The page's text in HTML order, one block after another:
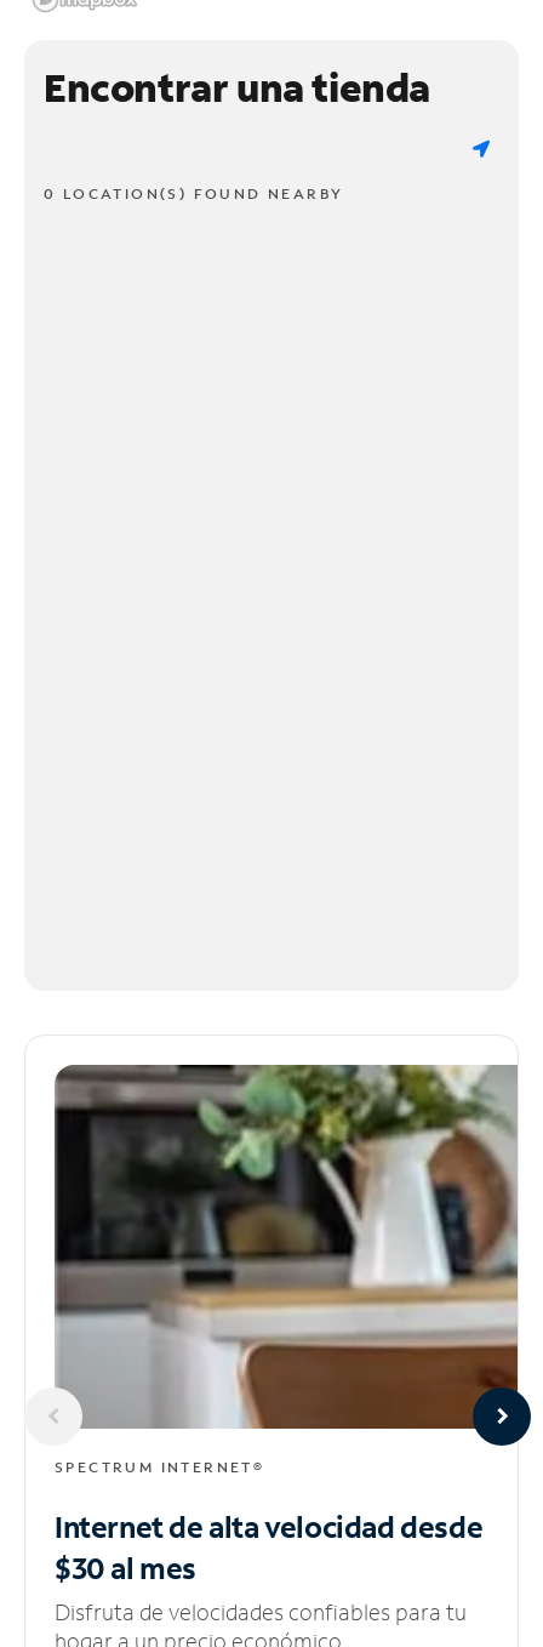
Encontrar una tienda
0 LOCATION(S) FOUND NEARBY
SPECTRUM INTERNET®
Internet de alta velocidaddesde
$30 al mes
Disfruta de velocidades confiables para tu
hogar a un precio económico.